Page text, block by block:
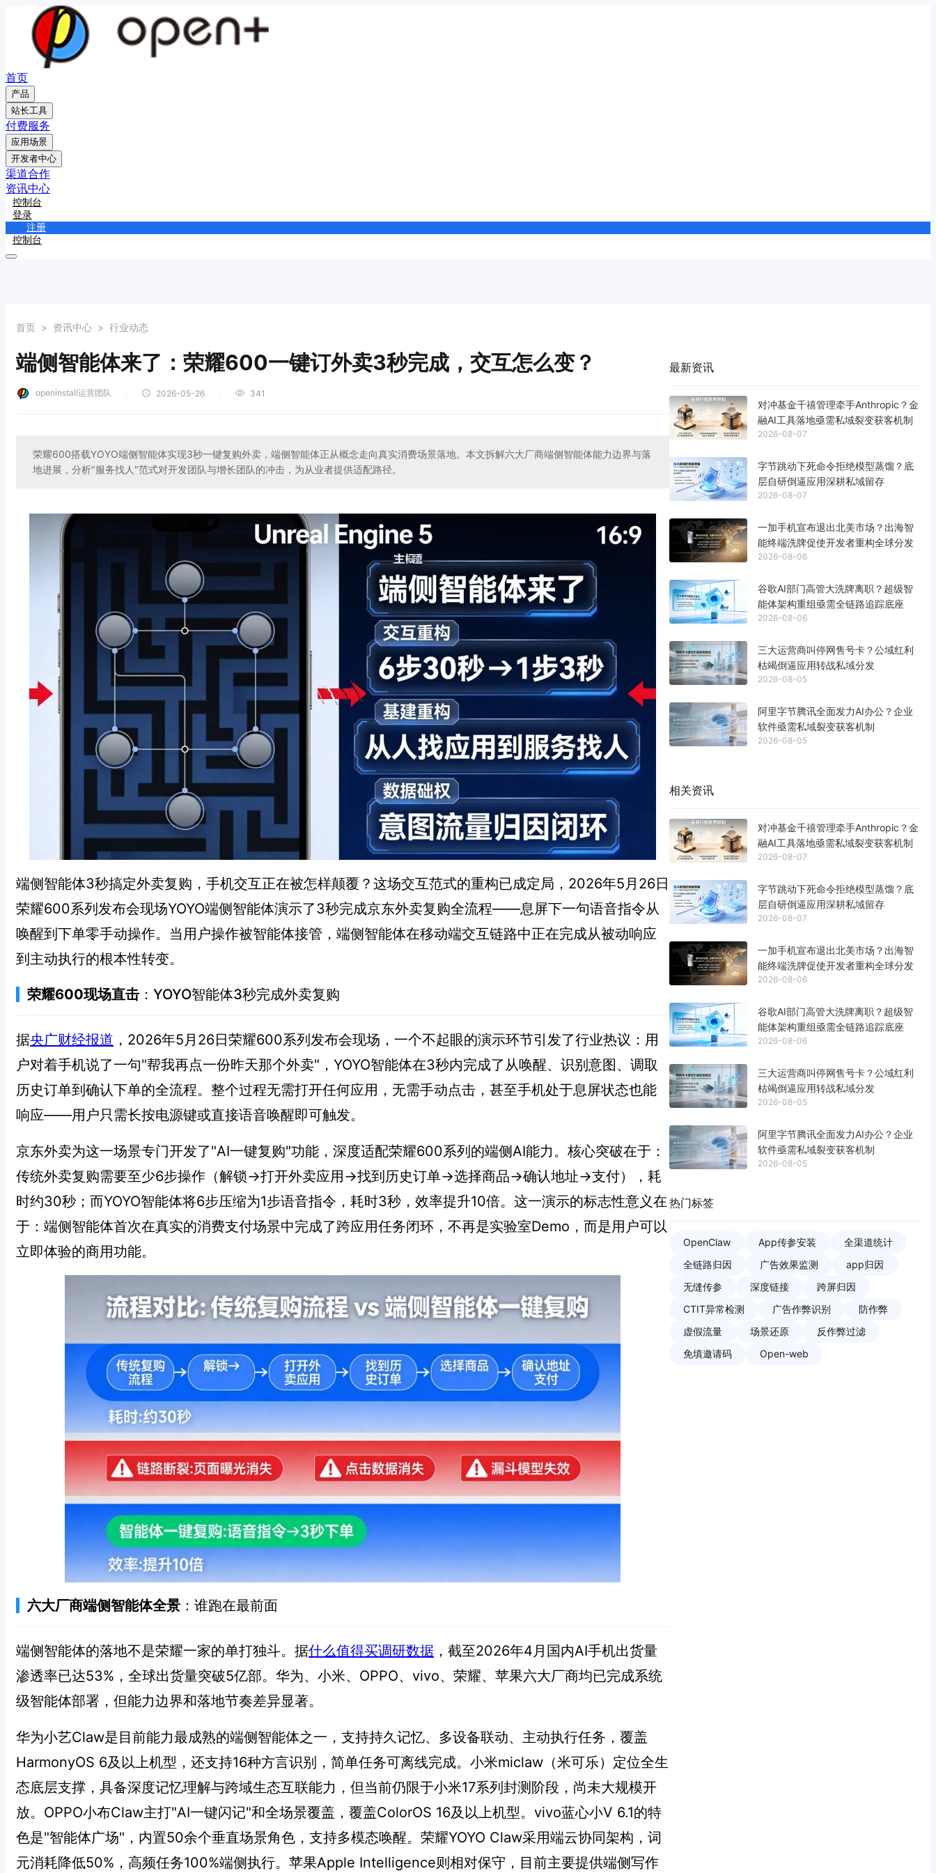
首页
产品
站长工具
付费服务
应用场景
开发者中心
渠道合作
资讯中心
控制台
登录
注册
控制台
首页 > 资讯中心 > 行业动态
端侧智能体来了：荣耀600一键订外卖3秒完成，交互怎么变？
openinstall运营团队 2026-05-26 341
荣耀600搭载YOYO端侧智能体实现3秒一键复购外卖，端侧智能体正从概念走向真实消费场景落地。本文拆解六大厂商端侧智能体能力边界与落
地进展，分析"服务找人"范式对开发团队与增长团队的冲击，为从业者提供适配路径。
端侧智能体3秒搞定外卖复购，手机交互正在被怎样颠覆？这场交互范式的重构已成定局，2026年5月26日
荣耀600系列发布会现场YOYO端侧智能体演示了3秒完成京东外卖复购全流程——息屏下一句语音指令从
唤醒到下单零手动操作。当用户操作被智能体接管，端侧智能体在移动端交互链路中正在完成从被动响应
到主动执行的根本性转变。
荣耀600现场直击 ：YOYO智能体3秒完成外卖复购
据央广财经报道 ，2026年5月26日荣耀600系列发布会现场，一个不起眼的演示环节引发了行业热议：用
户对着手机说了一句"帮我再点一份昨天那个外卖"，YOYO智能体在3秒内完成了从唤醒、识别意图、调取
历史订单到确认下单的全流程。整个过程无需打开任何应用，无需手动点击，甚至手机处于息屏状态也能
响应——用户只需长按电源键或直接语音唤醒即可触发。
京东外卖为这一场景专门开发了"AI一键复购"功能，深度适配荣耀600系列的端侧AI能力。核心突破在于：
传统外卖复购需要至少6步操作（解锁→打开外卖应用→找到历史订单→选择商品→确认地址→支付），耗
时约30秒；而YOYO智能体将6步压缩为1步语音指令，耗时3秒，效率提升10倍。这一演示的标志性意义在
于：端侧智能体首次在真实的消费支付场景中完成了跨应用任务闭环，不再是实验室Demo，而是用户可以
立即体验的商用功能。
六大厂商端侧智能体全景 ：谁跑在最前面
端侧智能体的落地不是荣耀一家的单打独斗。据什么值得买调研数据 ，截至2026年4月国内AI手机出货量
渗透率已达53%，全球出货量突破5亿部。华为、小米、OPPO、vivo、荣耀、苹果六大厂商均已完成系统
级智能体部署，但能力边界和落地节奏差异显著。
华为小艺Claw是目前能力最成熟的端侧智能体之一，支持持久记忆、多设备联动、主动执行任务，覆盖
HarmonyOS 6及以上机型，还支持16种方言识别，简单任务可离线完成。小米miclaw（米可乐）定位全生
态底层支撑，具备深度记忆理解与跨域生态互联能力，但当前仍限于小米17系列封测阶段，尚未大规模开
放。OPPO小布Claw主打"AI一键闪记"和全场景覆盖，覆盖ColorOS 16及以上机型。vivo蓝心小V 6.1的特
色是"智能体广场"，内置50余个垂直场景角色，支持多模态唤醒。荣耀YOYO Claw采用端云协同架构，词
元消耗降低50%，高频任务100%端侧执行。苹果Apple Intelligence则相对保守，目前主要提供端侧写作
最新资讯
对冲基金千禧管理牵手Anthropic？金
融AI工具落地亟需私域裂变获客机制
2026-08-07
字节跳动下死命令拒绝模型蒸馏？底
层自研倒逼应用深耕私域留存
2026-08-07
一加手机宣布退出北美市场？出海智
能终端洗牌促使开发者重构全球分发
2026-08-06
谷歌AI部门高管大洗牌离职？超级智
能体架构重组亟需全链路追踪底座
2026-08-06
三大运营商叫停网售号卡？公域红利
枯竭倒逼应用转战私域分发
2026-08-05
阿里字节腾讯全面发力AI办公？企业
软件亟需私域裂变获客机制
2026-08-05
相关资讯
对冲基金千禧管理牵手Anthropic？金
融AI工具落地亟需私域裂变获客机制
2026-08-07
字节跳动下死命令拒绝模型蒸馏？底
层自研倒逼应用深耕私域留存
2026-08-07
一加手机宣布退出北美市场？出海智
能终端洗牌促使开发者重构全球分发
2026-08-06
谷歌AI部门高管大洗牌离职？超级智
能体架构重组亟需全链路追踪底座
2026-08-06
三大运营商叫停网售号卡？公域红利
枯竭倒逼应用转战私域分发
2026-08-05
阿里字节腾讯全面发力AI办公？企业
软件亟需私域裂变获客机制
2026-08-05
热门标签
OpenClaw App传参安装
全渠道统计
全链路归因
广告效果监测
app归因
无缝传参
深度链接
跨屏归因
CTIT异常检测
广告作弊识别
防作弊
虚假流量
场景还原
反作弊过滤
免填邀请码
Open-web